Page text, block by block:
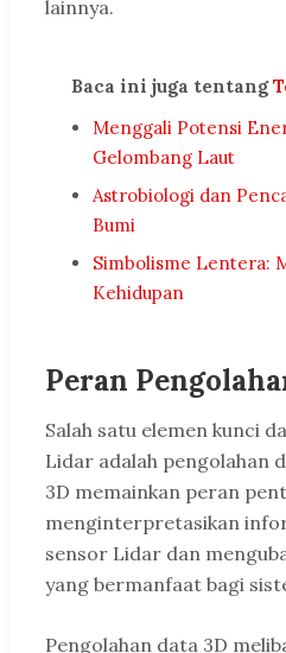
lainnya.
Baca ini juga tentang
Menggali Potensi
Gelombang Laut
Astrobiologi dan
Bumi
Simbolisme Lentera:
Kehidupan
Peran
Salah satu elemen kunci
Lidar adalah pengolahan
3D memainkan peran
menginterpretasikan
sensor Lidar dan
yang bermanfaat bagi
Pengolahan data 3D